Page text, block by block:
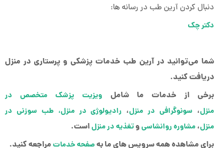
دنبال کردن آرین طب در رسانه ها:
دکتر چک
شما می‌توانید در آرین طب خدمات پزشکی و پرستاری در منزل
دریافت کنید.
برخی از خدمات ما شامل
ویزیت پزشک متخصص در
منزل، سونوگرافی در منزل، رادیولوژی در منزل، طب سوزنی در
منزل،مشاوره روانشاسیوتغذیه در منزلاست.
برای مشاهده همه سرویس های ما بهصفحه خدماتمراجعه کنید.